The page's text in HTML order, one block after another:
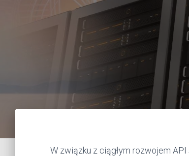
W związku z ciągłym rozwojem